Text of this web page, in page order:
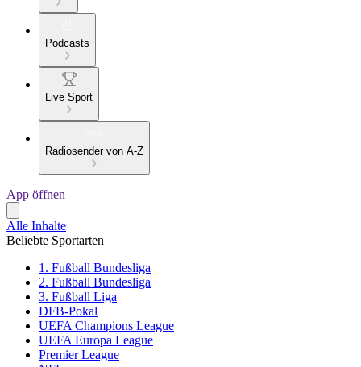
Podcasts
Live Sport
Radiosender von A-Z
App öffnen
Alle Inhalte
Beliebte Sportarten
1. Fußball Bundesliga
2. Fußball Bundesliga
3. Fußball Liga
DFB-Pokal
UEFA Champions League
UEFA Europa League
Premier League